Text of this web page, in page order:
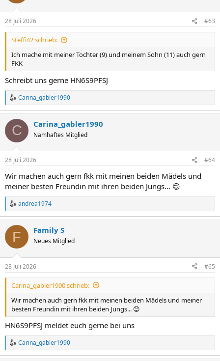
e
n
28 Juli 2026 #63
Steffi42 schrieb:
Ich mache mit meiner Tochter (9) und meinem Sohn (11) auch gern
FKK
Schreibt uns gerne HN6S9PFSJ
R
e
a
k
i
e
:
Carina_gabler1990
C Carina_gabler1990
Namhaftes Mitglied
28 Juli 2026 #64
Wir machen auch gern fkk mit meinen beiden Mädels und
meiner besten Freundin mit ihren beiden Jungs... 😊
R
e
k
i
e
n
andrea1974
F Family S
Neues Mitglied
28 Juli 2026 #65
Carina_gabler1990 schrieb:
Wir machen auch gern fkk mit meinen beiden Mädels und meiner
besten Freundin mit ihren beiden Jungs... 😊
HN6S9PFSJ meldet euch gerne bei uns
R
e
Carina_gabler1990